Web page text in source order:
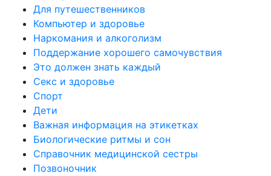
Для путешественников
Компьютер и здоровье
Наркомания и алкоголизм
Поддержание хорошего самочувствия
Это должен знать каждый
Секс и здоровье
Спорт
Дети
Важная информация на этикетках
Биологические ритмы и сон
Справочник медицинской сестры
Позвоночник